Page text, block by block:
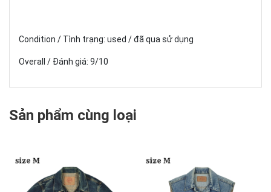
Condition / Tình trạng: used / đã qua sử dụng
Overall / Đánh giá: 9/10
Sản phẩm cùng loại